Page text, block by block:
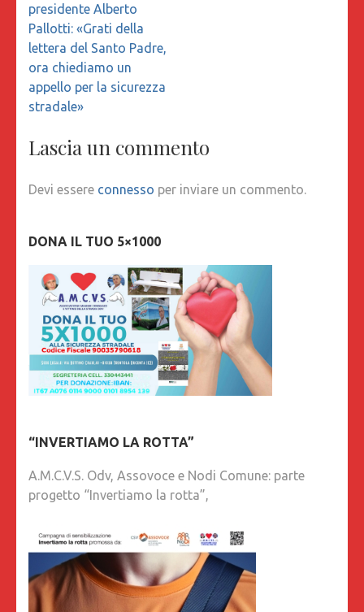
presidente Alberto
Pallotti: «Grati della
lettera del Santo Padre,
ora chiediamo un
appello per la sicurezza
stradale»
Lascia un commento
Devi essere connesso per inviare un commento.
DONA IL TUO 5×1000
“INVERTIAMO LA ROTTA”
A.M.C.V.S. Odv, Assovoce e Nodi Comune: parte
progetto “Invertiamo la rotta”,